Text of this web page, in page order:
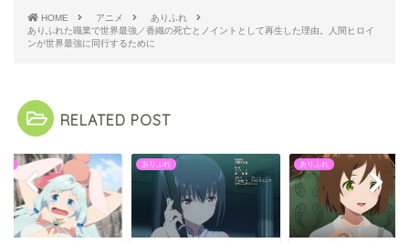
HOME アニメ
ありふれ
ありふれた職業で世界最強／香織の死亡とノイントとして再生した理由。人間ヒロイ
ンが世界最強に同行するために
RELATED POST
ありふれ ありふれ